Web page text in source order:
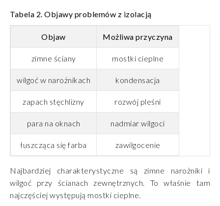
Tabela 2. Objawy problemów z izolacją
Objaw Możliwa przyczyna
zimne ściany mostki cieplne
wilgoć w narożnikach kondensacja
zapach stęchlizny rozwój pleśni
para na oknach nadmiar wilgoci
łuszcząca się farba zawilgocenie
Najbardziej charakterystyczne są zimne narożniki i
wilgoć przy ścianach zewnętrznych. To właśnie tam
najczęściej występują mostki cieplne.